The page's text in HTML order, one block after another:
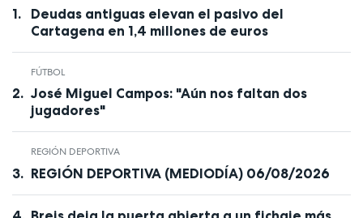
Deudas antiguas elevan el pasivo del
Cartagena en 1,4 millones de euros
FÚTBOL
José Miguel Campos: "Aún nos faltan dos
jugadores"
REGIÓN DEPORTIVA
REGIÓN DEPORTIVA (MEDIODÍA) 06/08/2026